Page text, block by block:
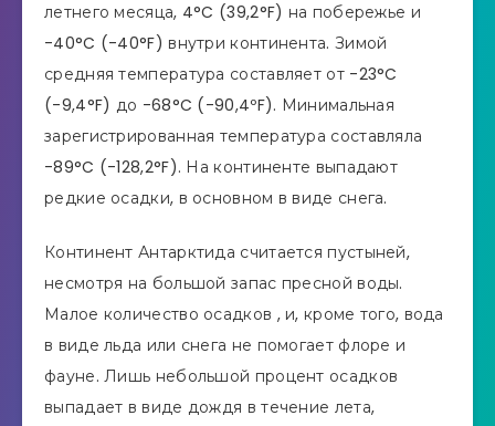
летнего месяца, 4°C (39,2°F) на побережье и
-40°C (-40°F) внутри континента. Зимой
средняя температура составляет от -23°C
(-9,4°F) до -68°C (-90,4ºF). Минимальная
зарегистрированная температура составляла
-89°C (-128,2°F). На континенте выпадают
редкие осадки, в основном в виде снега.
Континент Антарктида считается пустыней,
несмотря на большой запас пресной воды.
Малое количество осадков , и, кроме того, вода
в виде льда или снега не помогает флоре и
фауне. Лишь небольшой процент осадков
выпадает в виде дождя в течение лета,